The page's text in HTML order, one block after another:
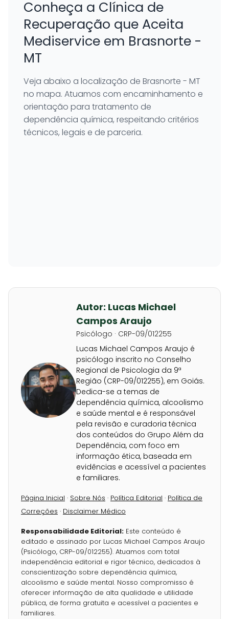
Conheça a Clínica de
Recuperação que Aceita
Mediservice em Brasnorte -
MT
Veja abaixo a localização de Brasnorte - MT
no mapa. Atuamos com encaminhamento e
orientação para tratamento de
dependência química, respeitando critérios
técnicos, legais e de parceria.
Autor: Lucas Michael
Campos Araujo
Psicólogo · CRP-09/012255
Lucas Michael Campos Araujo é
psicólogo inscrito no Conselho
Regional de Psicologia da 9ª
Região (CRP-09/012255), em Goiás.
Dedica-se a temas de
dependência química, alcoolismo
e saúde mental e é responsável
pela revisão e curadoria técnica
dos conteúdos do Grupo Além da
Dependência, com foco em
informação ética, baseada em
evidências e acessível a pacientes
e familiares.
Página Inicial · Sobre Nós · Política Editorial · Política de
Correções · Disclaimer Médico
Responsabilidade Editorial: Este conteúdo é
editado e assinado por Lucas Michael Campos Araujo
(Psicólogo, CRP-09/012255). Atuamos com total
independência editorial e rigor técnico, dedicados à
conscientização sobre dependência química,
alcoolismo e saúde mental. Nosso compromisso é
oferecer informação de alta qualidade e utilidade
pública, de forma gratuita e acessível a pacientes e
familiares.